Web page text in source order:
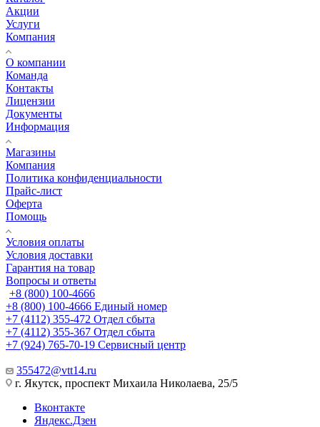
Акции
Услуги
Компания
О компании
Команда
Контакты
Лицензии
Документы
Информация
Магазины
Компания
Политика конфиденциальности
Прайс-лист
Оферта
Помощь
Условия оплаты
Условия доставки
Гарантия на товар
Вопросы и ответы
+8 (800) 100-4666
+8 (800) 100-4666 Единый номер
+7 (4112) 355-472 Отдел сбыта
+7 (4112) 355-367 Отдел сбыта
+7 (924) 765-70-19 Сервисный центр
355472@vtt14.ru
г. Якутск, проспект Михаила Николаева, 25/5
Вконтакте
Яндекс.Дзен